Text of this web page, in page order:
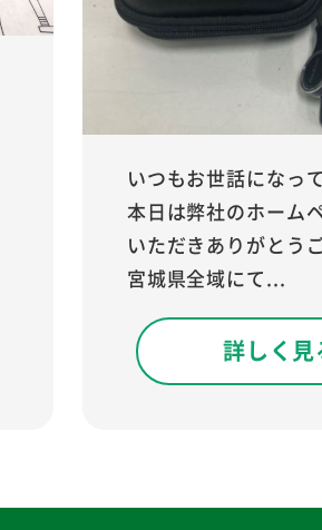
いつもお世話になっ
本日は弊社のホーム
いただきありがとう
宮城県全域にて...
詳しく見